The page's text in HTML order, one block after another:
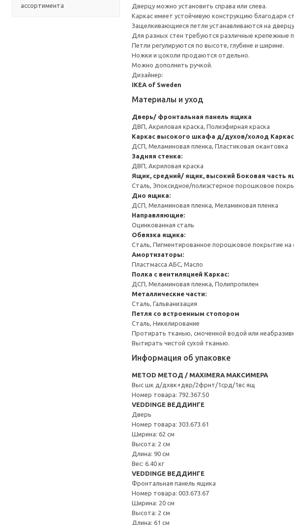
ассортимента
Дверцу можно установить справа или слева.
Каркас имеет устойчивую конструкцию благодаря
Защелкивающиеся петли устанавливаются на
Для разных стен требуются различные крепежные
Петли регулируются по высоте, глубине и ширине.
Ножки и цоколи продаются отдельно.
Можно дополнить ручкой.
Дизайнер:
IKEA of Sweden
Материалы и уход
Дверь/ фронтальная панель ящика
ДВП, Акриловая краска, Полиэфирная краска
Каркас высокого шкафа д/духов/холод
ДСП, Меламиновая пленка, Пластиковая окантовка
Задняя стенка:
ДВП, Акриловая краска
Ящик, средний/ ящик, высокий Боковая часть
Сталь, Эпоксидное/полиэстерное порошковое
Дно ящика:
ДСП, Меламиновая пленка, Меламиновая пленка
Направляющие:
Оцинкованная сталь
Обвязка ящика:
Сталь, Пигментированное порошковое покрытие
Амортизаторы:
Пластмасса АБС, Масло
Полка с вентиляцией Каркас:
ДСП, Меламиновая пленка, Полипропилен
Металлические части:
Сталь, Гальванизация
Петля со встроенным стопором
Сталь, Никелирование
Протирать тканью, смоченной водой или
Вытирать чистой сухой тканью.
Информация об упаковке
METOD МЕТОД / MAXIMERA МАКСИМЕРА
Выс шк д/дхвк+двр/2фрнт/1срд/1вс ящ
Номер товара: 792.367.50
VEDDINGE ВЕДДИНГЕ
Дверь
Номер товара: 303.673.61
Ширина: 62 см
Высота: 2 см
Длина: 90 см
Вес: 6.40 кг
VEDDINGE ВЕДДИНГЕ
Фронтальная панель ящика
Номер товара: 003.673.67
Ширина: 20 см
Высота: 2 см
Длина: 61 см